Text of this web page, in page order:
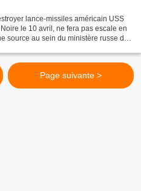
lance-missiles américain USS
le 10 avril, ne fera pas escale en
source au sein du ministère russe de
Page suivante >